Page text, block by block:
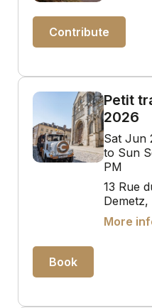
Contribute
Petit
2026
Sat Jun
to Sun
PM
13 Rue
More
Book